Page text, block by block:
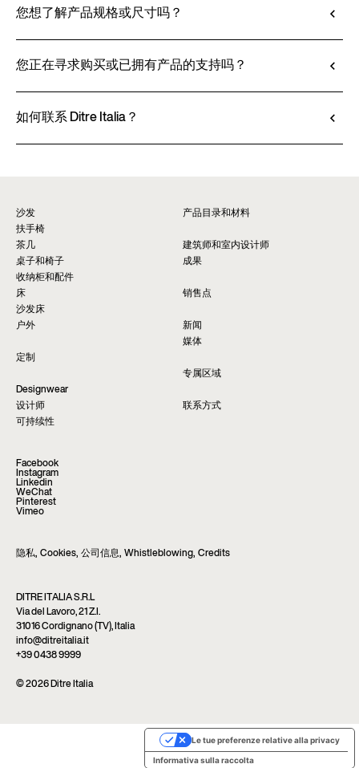
和定制。该工具不仅可以让您查看所选饰面和面料
前往定制
您想了解产品规格或尺寸吗？
都可在产品技术说明书中查阅。
查看技术说明书
您正在寻求购买或已拥有产品的支持吗？
供个性化咨询和即时服务。请通过网站上的 “销售
如何联系 Ditre Italia？
沙发
产品目录和材料
扶手椅
茶几
建筑师和室内设计师
桌子和椅子
成果
收纳柜和配件
床
销售点
沙发床
户外
新闻
媒体
定制
专属区域
Designwear
设计师
联系方式
可持续性
Facebook
Instagram
Linkedin
WeChat
Pinterest
Vimeo
隐私, Cookies, 公司信息, Whistleblowing, Credits
DITRE ITALIA S.R.L
Via del Lavoro, 21 Z.I.
31016 Cordignano (TV), Italia
info@ditreitalia.it
+39 0438 9999
© 2026 Ditre Italia
Informativa sulla raccolta
Le tue preferenze relative alla privacy